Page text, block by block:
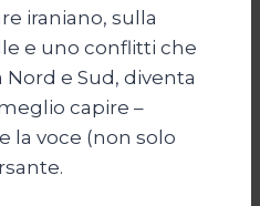
iraniano, sulla
e uno conflitti che
e Sud, diventa
capire –
la voce (non solo